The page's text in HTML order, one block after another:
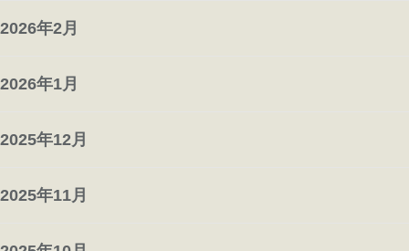
2026年2月
2026年1月
2025年12月
2025年11月